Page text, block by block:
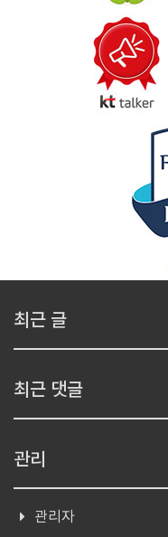
최근 글
최근 댓글
관리
관리자